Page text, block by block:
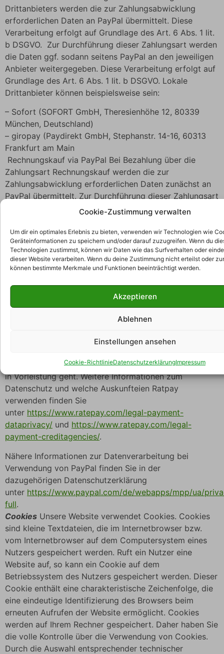
Cookie-Zustimmung verwalten
Um dir ein optimales Erlebnis zu bieten, verwenden wir Technologien wie
Geräteinformationen zu speichern und/oder darauf zuzugreifen. Wenn du
Technologien zustimmst, können wir Daten wie das Surfverhalten oder
dieser Website verarbeiten. Wenn du deine Zustimmung nicht erteilst oder
können bestimmte Merkmale und Funktionen beeinträchtigt werden.
Akzeptieren
Ablehnen
Einstellungen ansehen
Cookie-RichtlinieDatenschutzerklärungImpressum
Drittanbieters werden die zur Zahlungsabwicklung
erforderlichen Daten an PayPal übermittelt. Diese
Verarbeitung erfolgt auf Grundlage des Art. 6 Abs. 1 lit.
b DSGVO. Zur Durchführung dieser Zahlungsart werden
die Daten ggf. sodann seitens PayPal an den jeweiligen
Anbieter weitergegeben. Diese Verarbeitung erfolgt auf
Grundlage des Art. 6 Abs. 1 lit. b DSGVO. Lokale
Drittanbieter können beispielsweise sein:
– Sofort (SOFORT GmbH, Theresienhöhe 12, 80339
München, Deutschland)
– giropay (Paydirekt GmbH, Stephanstr. 14-16, 60313
Frankfurt am Main
Rechnungskauf via PayPal Bei Bezahlung über die
Zahlungsart Rechnungskauf werden die zur
Zahlungsabwicklung erforderlichen Daten zunächst an
PayPal übermittelt. Zur Durchführung dieser Zahlungsart
werden die Daten sodann seitens PayPal an die die
“Ratepay”) übermittelt um den Vertrag mit Ihnen mit der
gewählten Zahlart erfüllen zu können. Diese
Verarbeitung erfolgt auf Grundlage des Art. 6 Abs. 1 lit.
b DSGVO. Ratepay führt ggf. eine Bonitätsauskunft auf
(Wahrscheinlichkeits- bzw. Score – Werte) unter
Nutzung von Auskunfteien durch nach bereits oben
beschriebenen Ablauf. Die Datenverarbeitung dient dem
Die Verarbeitung erfolgt auf Grundlage des Art. 6 Abs. 1
Interesse am Schutz vor Zahlungsausfall, wenn Ratepay
in Vorleistung geht. Weitere Informationen zum
Datenschutz und welche Auskunfteien Ratpay
verwenden finden Sie
unter https://www.ratepay.com/legal-payment-
dataprivacy/ und https://www.ratepay.com/legal-
payment-creditagencies/.
Nähere Informationen zur Datenverarbeitung bei
Verwendung von PayPal finden Sie in der
dazugehörigen Datenschutzerklärung
unter https://www.paypal.com/de/webapps/mpp/ua/
full.
Cookies Unsere Website verwendet Cookies. Cookies
sind kleine Textdateien, die im Internetbrowser bzw.
vom Internetbrowser auf dem Computersystem eines
Nutzers gespeichert werden. Ruft ein Nutzer eine
Website auf, so kann ein Cookie auf dem
Betriebssystem des Nutzers gespeichert werden. Dieser
Cookie enthält eine charakteristische Zeichenfolge, die
eine eindeutige Identifizierung des Browsers beim
erneuten Aufrufen der Website ermöglicht. Cookies
werden auf Ihrem Rechner gespeichert. Daher haben Sie
die volle Kontrolle über die Verwendung von Cookies.
Durch die Auswahl entsprechender technischer